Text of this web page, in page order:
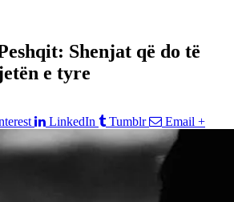
Shenjat që do të
e tyre
LinkedIn Tumblr Email +